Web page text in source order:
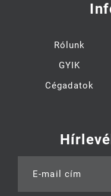
Rólunk
GYIK
Cégadatok
E-mail cím